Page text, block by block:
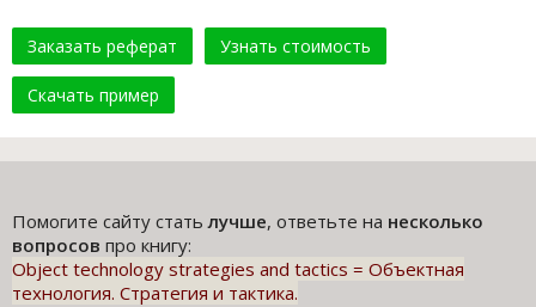
Заказать реферат Узнать стоимость
Скачать пример
Помогите сайту статьлучше, ответьте на несколько
вопросов про книгу:
Object technology strategies and tactics = Объектная
технология. Стратегия и тактика.